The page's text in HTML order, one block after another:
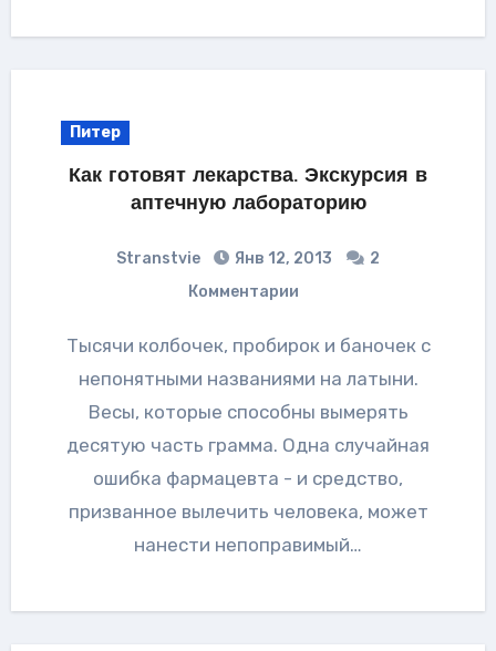
Питер
Как готовят лекарства. Экскурсия в
аптечную лабораторию
Stranstvie Янв 12, 2013
2
Комментарии
Тысячи колбочек, пробирок и баночек с
непонятными названиями на латыни.
Весы, которые способны вымерять
десятую часть грамма. Одна случайная
ошибка фармацевта - и средство,
призванное вылечить человека, может
нанести непоправимый…